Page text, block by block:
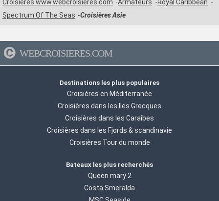
Croisières www.webcroisieres.com Armateurs
Royal Caribbean
Spectrum Of The Seas
Croisières Asie
WEBCROISIERES.COM
Destinations les plus populaires
Croisières en Méditerranée
Croisières dans les Iles Grecques
Croisières dans les Caraibes
Croisières dans les Fjords & scandinavie
Croisières Tour du monde
Bateaux les plus recherchés
Queen mary 2
Costa Smeralda